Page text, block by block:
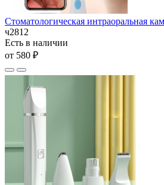
Стоматологическая интраоральная
ч2812
Есть в наличии
от 580 ₽